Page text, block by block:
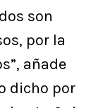
son
por la
añade
dicho por